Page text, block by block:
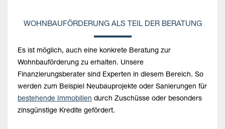
WOHNBAUFÖRDERUNG ALS TEIL DER BERATUNG
Es ist möglich, auch eine konkrete Beratung zur
Wohnbauförderung zu erhalten. Unsere
Finanzierungsberater sind Experten in diesem Bereich. So
werden zum Beispiel Neubauprojekte oder Sanierungen für
bestehende Immobilien durch Zuschüsse oder besonders
zinsgünstige Kredite gefördert.